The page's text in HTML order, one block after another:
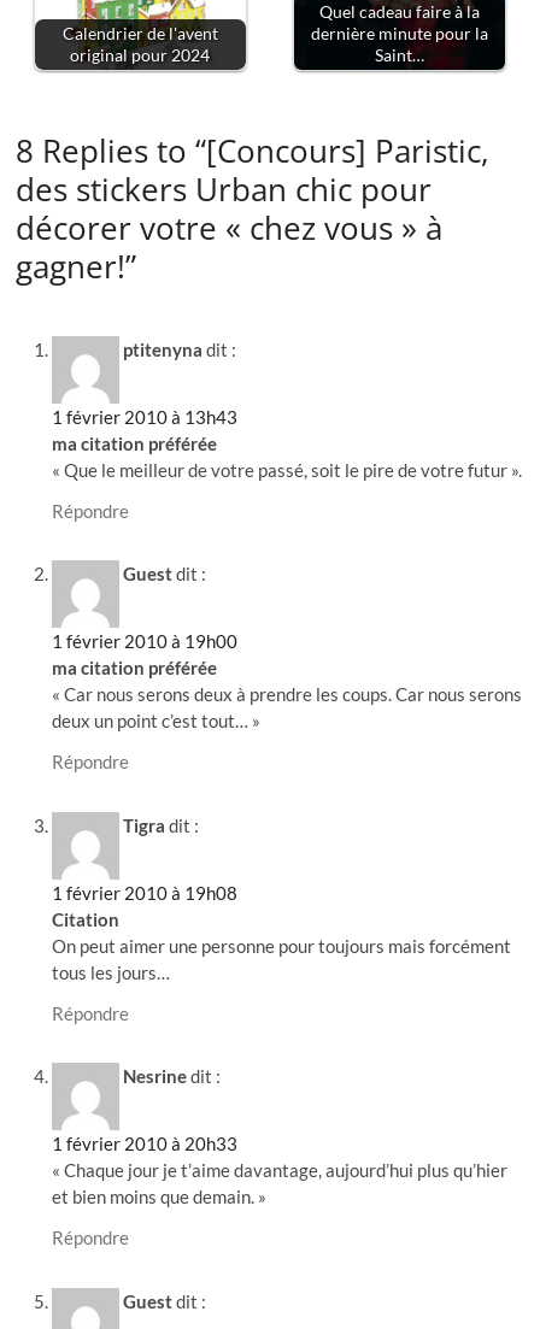
Calendrier de l'avent
original pour 2024
Quel cadeau faire à la
dernière minute pour la
Saint…
8 Replies to “[Concours] Paristic,
des stickers Urban chic pour
décorer votre « chez vous » à
gagner!”
ptitenyna dit :
1 février 2010 à 13h43
ma citation préférée
« Que le meilleur de votre passé, soit le pire de votre futur ».
Répondre
Guestdit :
1 février 2010 à 19h00
ma citation préférée
« Car nous serons deux à prendre les coups. Car nous serons
deux un point c’est tout… »
Répondre
Tigra dit :
1 février 2010 à 19h08
Citation
On peut aimer une personne pour toujours mais forcément
tous les jours…
Répondre
Nesrinedit :
1 février 2010 à 20h33
« Chaque jour je t’aime davantage, aujourd’hui plus qu’hier
et bien moins que demain. »
Répondre
Guestdit :